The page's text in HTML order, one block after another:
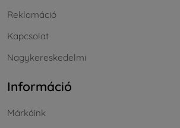
Reklamáció
Kapcsolat
Nagykereskedelmi
Információ
Márkáink